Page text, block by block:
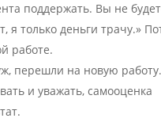
поддержать. Вы не
я только деньги трачу.»
работе.
перешли на новую работу.
и уважать, самооценка